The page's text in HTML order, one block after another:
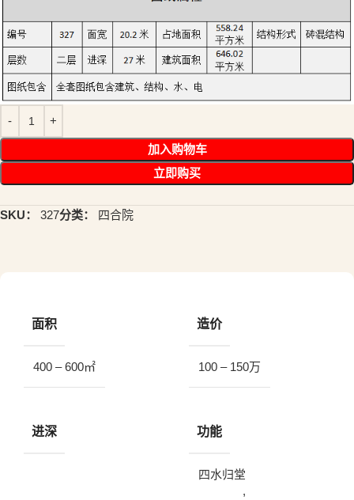
加入购物车
立即购买
SKU： 327分类： 四合院
面积
400 – 600㎡
造价
100 – 150万
进深 功能
四水归堂
,